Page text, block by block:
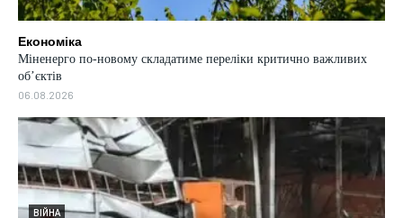
Економіка
Міненерго по-новому складатиме переліки критично важливих
об’єктів
06.08.2026
ВІЙНА